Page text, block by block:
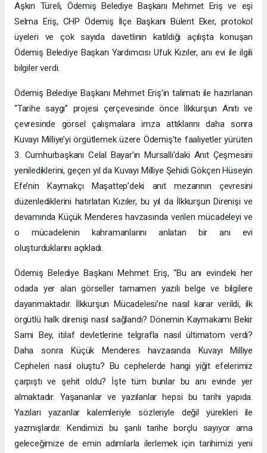
Aşkın Türeli, Ödemiş Belediye Başkanı Mehmet Eriş ve eşi
Selma Eriş, CHP Ödemiş İlçe Başkanı Bülent Eker, protokol
üyeleri ve çok sayıda davetlinin katıldığı açılışta konuşan
Ödemiş Belediye Başkan Yardımcısı Ufuk Kızıler, anı evi ile ilgili
bilgiler verdi.
Ödemiş Belediye Başkanı Mehmet Eriş’in talimatı ile hazırlanan
“Tarihe saygı” projesi çerçevesinde önce İlkkurşun Anıtı ve
çevresinde görsel çalışmalara imza attıklarını daha sonra
Kuvayı Milliye’yi örgütlemek üzere Ödemiş’te faaliyetler yürüten
3. Cumhurbaşkanı Celal Bayar’ın Mursallı’daki Anıt Çeşmesini
yenilediklerini, geçen yıl da Kuvayı Milliye Şehidi Gökçen Hüseyin
Efe’nin Kaymakçı Maşattep’deki anıt mezarının çevresini
düzenlediklerini hatırlatan Kızıler, bu yıl da İlkkurşun Direnişi ve
devamında Küçük Menderes havzasında verilen mücadeleyi ve
o mücadelenin kahramanlarını anlatan bir anı evi
oluşturduklarını açıkladı.
Ödemiş Belediye Başkanı Mehmet Eriş, “Bu anı evindeki her
odada yer alan görseller tamamen yazılı belge ve bilgilere
dayanmaktadır. İlkkurşun Mücadelesi’ne nasıl karar verildi, ilk
örgütlü halk direnişi nasıl sağlandı? Dönemin Kaymakamı Bekir
Sami Bey, itilaf devletlerine telgrafla nasıl ültimatom verdi?
Daha sonra Küçük Menderes havzasında Kuvayı Milliye
Cepheleri nasıl oluştu? Bu cephelerde hangi yiğit efelerimiz
çarpıştı ve şehit oldu? İşte tüm bunlar bu anı evinde yer
almaktadır. Yaşananlar ve yazılanlar hepsi bu tarihi yapıda.
Yazıları yazanlar kalemleriyle sözleriyle değil yürekleri ile
yazmışlardır. Kendimizi bu şanlı tarihe borçlu sayıyor ama
geleceğimize de emin adımlarla ilerlemek için tarihimizi yeni